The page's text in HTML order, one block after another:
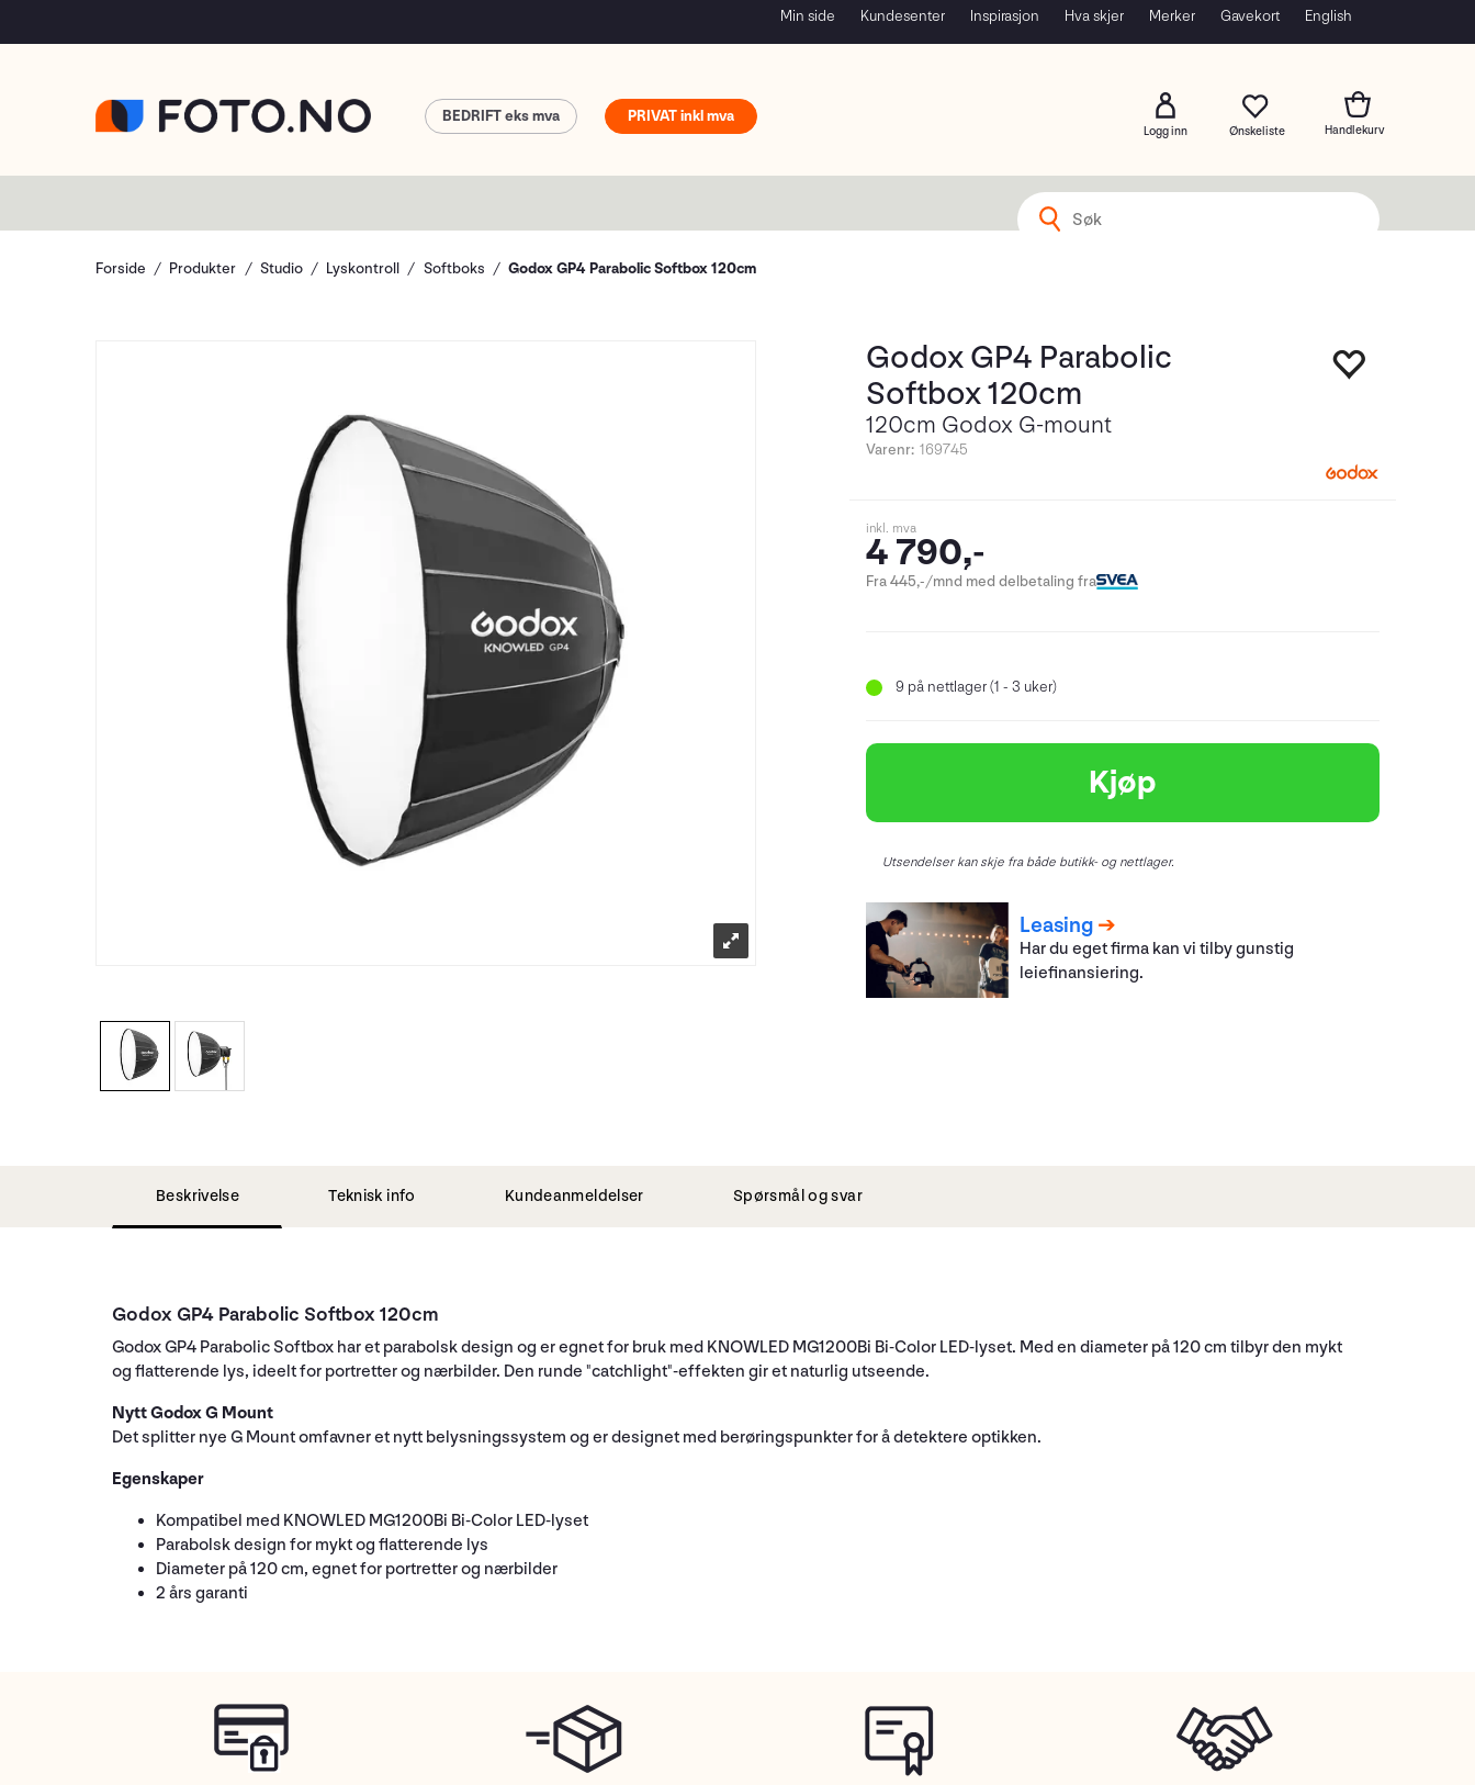
Min side Kundesenter Inspirasjon Hva skjer Merker Gavekort English
Logg inn
PRIVAT
BEDRIFT
Forside Produkter Studio Lyskontroll Softboks Godox GP4 Parabolic Softbox 120cm
Godox GP4 Parabolic
Softbox 120cm
120cm Godox G-mount
Varenr: 169745
inkl. mva
4 790,-
Fra 445,-/mnd med delbetaling fra
9 på nettlager (1 - 3 uker)
Kjøp
Utsendelser kan skje fra både butikk- og nettlager.
Leasing
Har du eget firma kan vi tilby gunstig
leiefinansiering.
Beskrivelse Teknisk info Kundeanmeldelser Spørsmål og svar
Godox GP4 Parabolic Softbox 120cm
Godox GP4 Parabolic Softbox har et parabolsk design og er egnet for bruk med KNOWLED MG1200Bi Bi-Color LED-lyset. Med en diameter på 120 cm tilbyr den mykt
og flatterende lys, ideelt for portretter og nærbilder. Den runde "catchlight"-effekten gir et naturlig utseende.
Nytt Godox G Mount
Det splitter nye G Mount omfavner et nytt belysningssystem og er designet med berøringspunkter for å detektere optikken.
Egenskaper
Kompatibel med KNOWLED MG1200Bi Bi-Color LED-lyset
Parabolsk design for mykt og flatterende lys
Diameter på 120 cm, egnet for portretter og nærbilder
2 års garanti